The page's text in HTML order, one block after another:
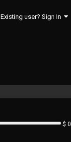
Existing user? Sign In
$